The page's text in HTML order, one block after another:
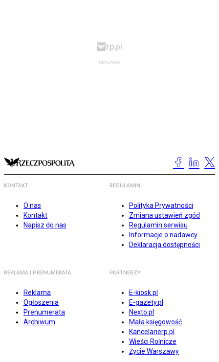
KONTAKT
O nas
Kontakt
Napisz do nas
REGULAMIN
Polityka Prywatności
Zmiana ustawień zgód
Regulamin serwisu
Informacje o nadawcy
Deklaracja dostępności
REKLAMA I PRENUMERATA
Reklama
Ogłoszenia
Prenumerata
Archiwum
PARTNERZY
E-kiosk.pl
E-gazety.pl
Nexto.pl
Mała księgowość
Kancelarierp.pl
Wieści Rolnicze
Życie Warszawy